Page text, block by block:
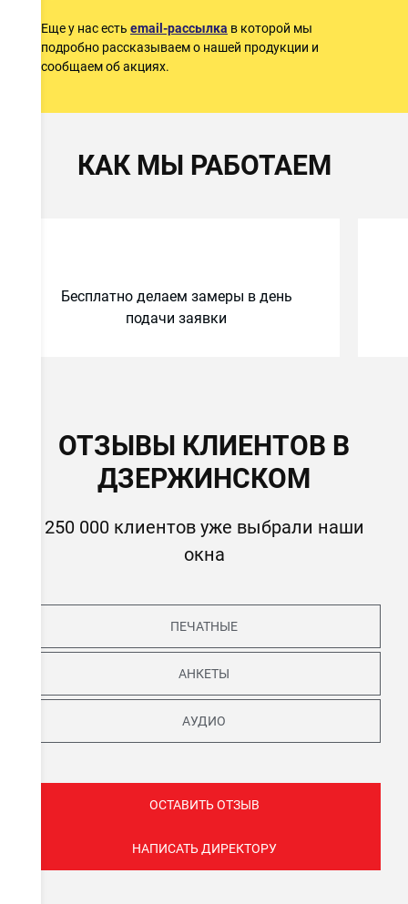
Еще у нас есть email-рассылка в которой мы
подробно рассказываем о нашей продукции и
сообщаем об акциях.
КАК МЫ РАБОТАЕМ
Бесплатно делаем замеры в день
подачи заявки
ОТЗЫВЫ КЛИЕНТОВ В
ДЗЕРЖИНСКОМ
250 000 клиентов уже выбрали наши
окна
ПЕЧАТНЫЕ
АНКЕТЫ
АУДИО
ОСТАВИТЬ ОТЗЫВ
НАПИСАТЬ ДИРЕКТОРУ